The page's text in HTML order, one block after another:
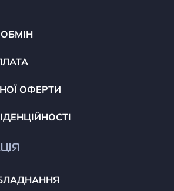
ОФЕРТИ